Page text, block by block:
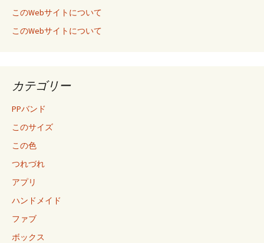
このWebサイトについて
このWebサイトについて
カテゴリー
PPバンド
このサイズ
この色
つれづれ
アプリ
ハンドメイド
ファブ
ボックス